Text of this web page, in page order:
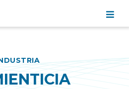
Categorías